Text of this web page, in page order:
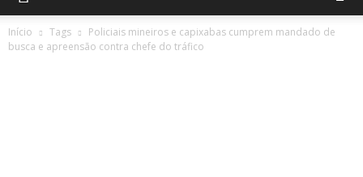
Início Tags
Policiais mineiros e capixabas cumprem mandado de
busca e apreensão contra chefe do tráfico